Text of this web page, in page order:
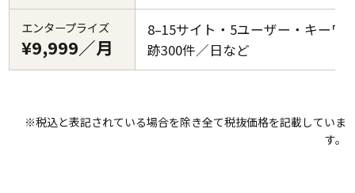
エンタープライズ
¥9,999／月
8–15サイト・5ユーザー・キーワ
跡300件／日など
※税込と表記されている場合を除き全て税抜価格を記載していま
す。